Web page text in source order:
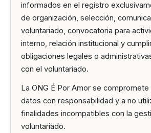
informados en el registro
de organización, selección,
voluntariado, convocatoria para
interno, relación institucional y
obligaciones legales o
con el voluntariado.
La ONG É Por Amor se
datos con responsabilidad y a no
finalidades incompatibles con la
voluntariado.